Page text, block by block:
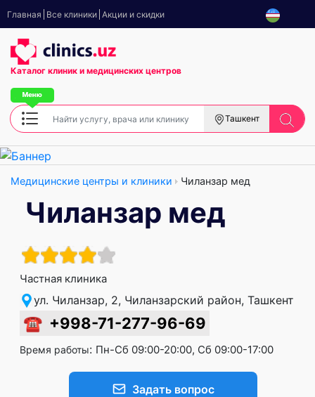
Главная Все клиники Акции и скидки
Каталог клиник и медицинских центров
Ташкент
Медицинские центры и клиники Чиланзар мед
Чиланзар мед
Частная клиника
ул. Чиланзар, 2, Чиланзарский район, Ташкент
☎ +998-71-277-96-69
Время работы: Пн-Сб 09:00-20:00, Сб 09:00-17:00
Задать вопрос